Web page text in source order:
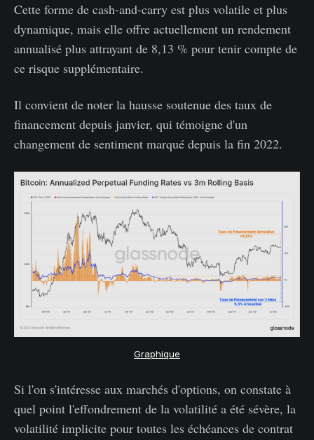
Cette forme de cash-and-carry est plus volatile et plus
dynamique, mais elle offre actuellement un rendement
annualisé plus attrayant de 8,13 % pour tenir compte de
ce risque supplémentaire.
Il convient de noter la hausse soutenue des taux de
financement depuis janvier, qui témoigne d'un
changement de sentiment marqué depuis la fin 2022.
Graphique
Si l'on s'intéresse aux marchés d'options, on constate à
quel point l'effondrement de la volatilité a été sévère, la
volatilité implicite pour toutes les échéances de contrat